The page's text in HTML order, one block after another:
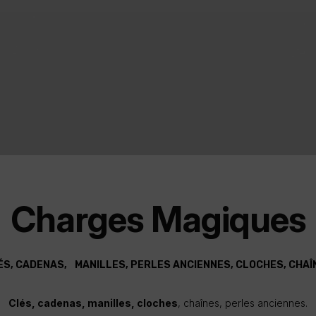
Charges Magiques
CADENAS, MANILLES, PERLES ANCIENNES, CLOCHES,
Clés, cadenas, manilles, cloches, chaînes, perles anciennes.